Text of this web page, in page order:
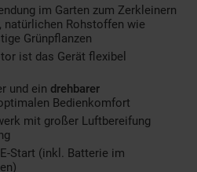
im Garten zum Zerkleinern
natürlichen Rohstoffen wie
Grünpflanzen
ist das Gerät flexibel
und ein drehbarer
Bedienkomfort
mit großer Luftbereifung
Start (inkl. Batterie im